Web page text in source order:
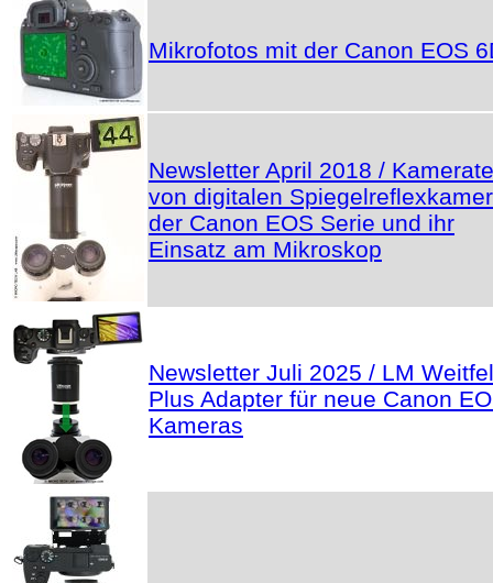
Mikrofotos mit der Canon EOS
Newsletter April 2018 /
von digitalen
der Canon EOS Serie und ihr
Einsatz am Mikroskop
Newsletter Juli 2025 / LM
Plus Adapter für neue Canon
Kameras